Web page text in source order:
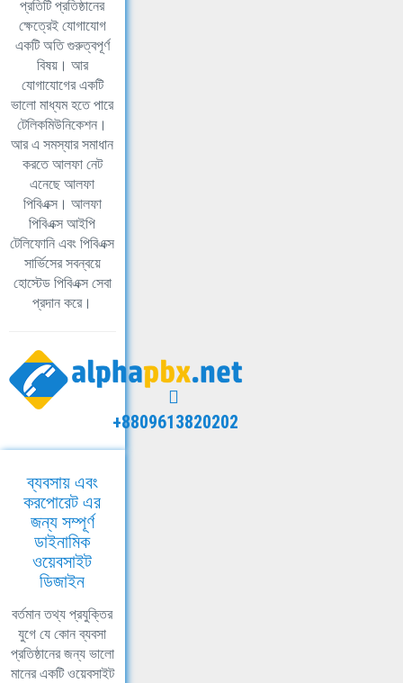
প্রতিটি প্রতিষ্ঠানের
ক্ষেত্রেই যোগাযোগ
একটি অতি গুরুত্বপূর্ণ
বিষয়। আর
যোগাযোগের একটি
ভালো মাধ্যম হতে পারে
টেলিকমিউনিকেশন।
আর এ সমস্যার সমাধান
করতে আলফা নেট
এনেছে আলফা
পিবিএক্স। আলফা
পিবিএক্স আইপি
টেলিফোনি এবং পিবিএক্স
সার্ভিসের সবন্বয়ে
হোস্টেড পিবিএক্স সেবা
প্রদান করে।
+8809613820202
ব্যবসায় এবং
করপোরেট এর
জন্য সম্পূর্ণ
ডাইনামিক
ওয়েবসাইট
ডিজাইন
বর্তমান তথ্য প্রযুক্তির
যুগে যে কোন ব্যবসা
প্রতিষ্ঠানের জন্য ভালো
মানের একটি ওয়েবসাইট